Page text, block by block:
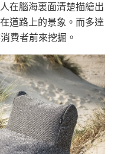
在腦海裏面清楚描繪出
道路上的景象。而多達
費者前來挖掘。